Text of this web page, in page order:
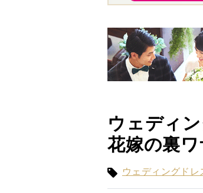
ウェディ
花嫁の裏ワ
ウェディングドレ